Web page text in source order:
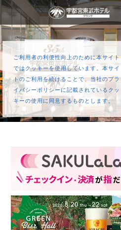
ご利用者の利便性向上のために本サイト
ではクッキーを使用しています。本サイ
トのご利用を続けることで、当社のプラ
イバシーポリシーに記載されているクッ
キーの使用に同意するものとします。